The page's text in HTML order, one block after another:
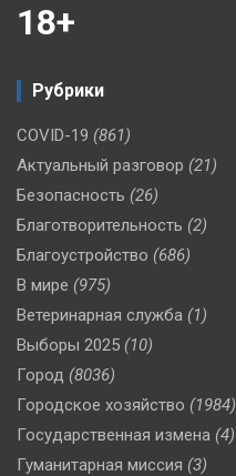
18+
Рубрики
COVID-19 (861)
Актуальный разговор (21)
Безопасность (26)
Благотворительность (2)
Благоустройство (686)
В мире (975)
Ветеринарная служба (1)
Выборы 2025 (10)
Город (8036)
Городское хозяйство (1984)
Государственная измена (4)
Гуманитарная миссия (3)